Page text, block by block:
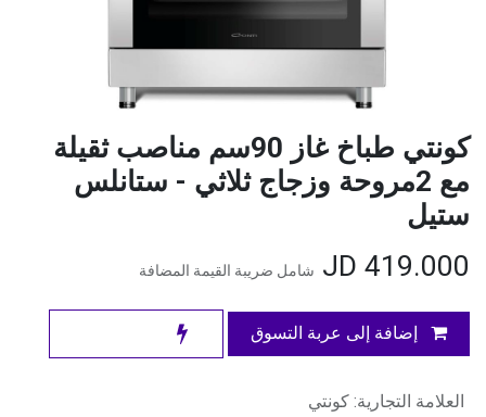
كونتي طباخ غاز 90سم مناصب ثقيلة
مع 2مروحة وزجاج ثلاثي - ستانلس
ستيل
419.000
شامل ضريبة القيمة المضافة
إضافة إلى عربة التسوق
العلامة التجارية: كونتي